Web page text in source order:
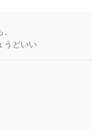
うどいい